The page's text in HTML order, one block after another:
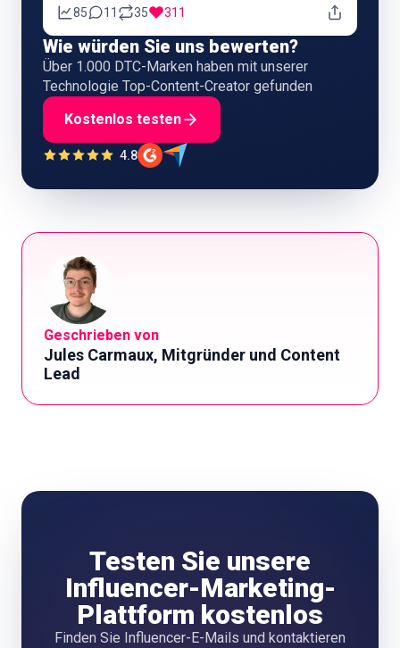
85 11 35 311
Wie würden Sie uns bewerten?
Über 1.000 DTC-Marken haben mit unserer
Technologie Top-Content-Creator gefunden
Kostenlos testen
4.8
Geschrieben von
Jules Carmaux, Mitgründer und Content
Lead
Testen Sie unsere
Influencer-Marketing-
Plattform kostenlos
Finden Sie Influencer-E-Mails und kontaktieren